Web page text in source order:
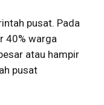
pusat. Pada
40% warga
atau hampir
pusat